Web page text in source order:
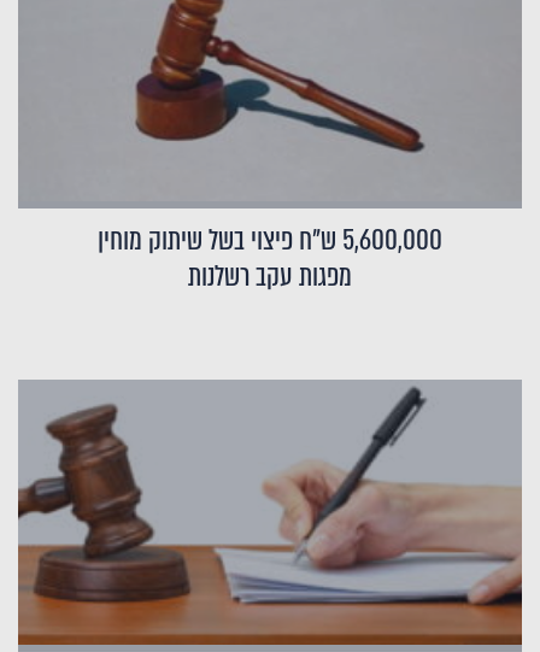
5,600,000 ש"ח פיצוי בשל שיתוק מוחין
מפגות עקב רשלנות